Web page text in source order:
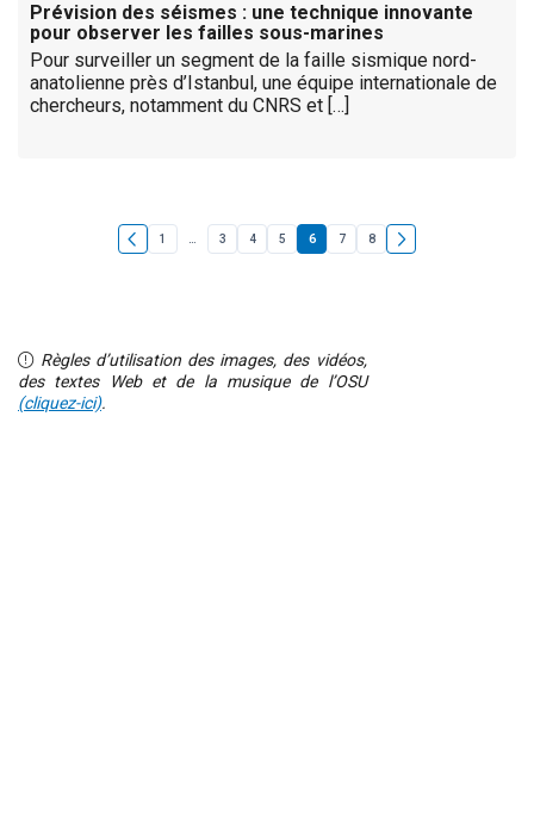
Prévision des séismes : une technique innovante
pour observer les failles sous-marines
Pour surveiller un segment de la faille sismique nord-
anatolienne près d’Istanbul, une équipe internationale de
chercheurs, notamment du CNRS et […]
1 3 4 5 6 7 8
Règles d’utilisation des images, des vidéos,
des textes Web et de la musique de l’OSU
(cliquez-ici).